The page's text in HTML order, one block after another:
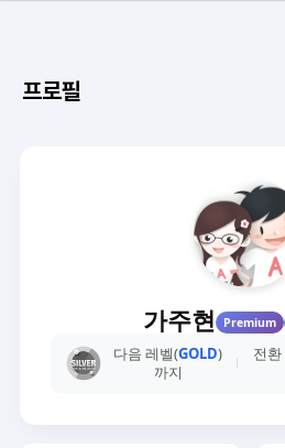
프로필
가주현 Premium
다음 레벨(GOLD)
까지
전환